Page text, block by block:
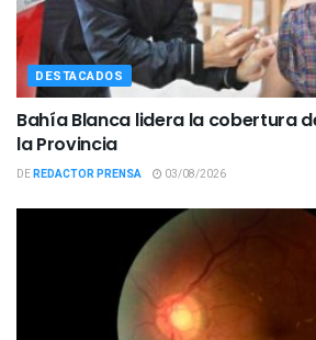
DESTACADOS
Bahía Blanca lidera la cobertura
la Provincia
DEREDACTOR PRENSA 03/08/2026